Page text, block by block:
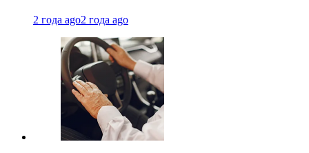
2 года ago2 года ago